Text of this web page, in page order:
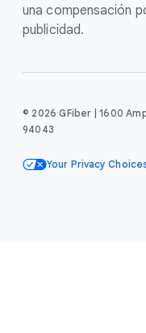
una compensación
publicidad.
© 2026 GFiber | 1600
94043
Your Privacy